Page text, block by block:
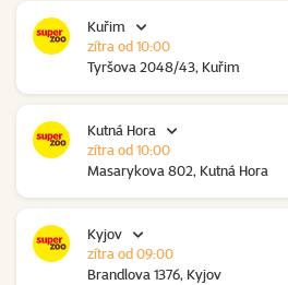
Kuřim
Tyršova 2048/43, Kuřim
zítra od 10:00
Kutná Hora
Masarykova 802, Kutná Hora
zítra od 10:00
Kyjov
Brandlova 1376, Kyjov
zítra od 09:00